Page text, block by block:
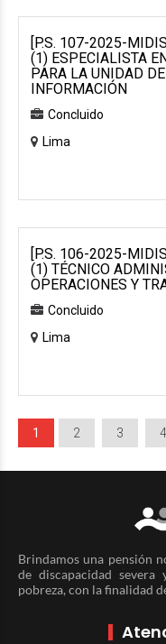
[P.S. 107-2025-
(1) ESPECIALISTA
PARA LA UNIDAD
INFORMACIÓN
Concluido
Lima
[P.S. 106-2025-
(1) TÉCNICO
OPERACIONES Y
Concluido
Lima
1 2 3 4
Brindamos una pensión
de discapacidad
pobreza, con la finalidad